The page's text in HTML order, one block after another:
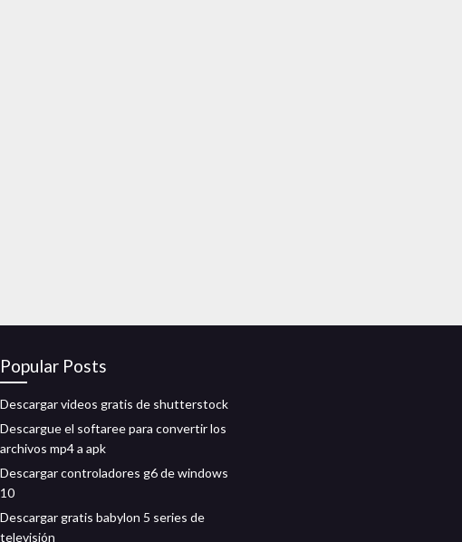
Popular Posts
Descargar videos gratis de shutterstock
Descargue el softaree para convertir los
archivos mp4 a apk
Descargar controladores g6 de windows
10
Descargar gratis babylon 5 series de
televisión